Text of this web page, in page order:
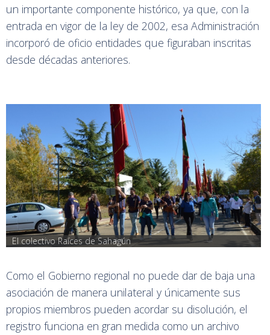
un importante componente histórico, ya que, con la
entrada en vigor de la ley de 2002, esa Administración
incorporó de oficio entidades que figuraban inscritas
desde décadas anteriores.
El colectivo Raíces de Sahagún
Como el Gobierno regional no puede dar de baja una
asociación de manera unilateral y únicamente sus
propios miembros pueden acordar su disolución, el
registro funciona en gran medida como un archivo